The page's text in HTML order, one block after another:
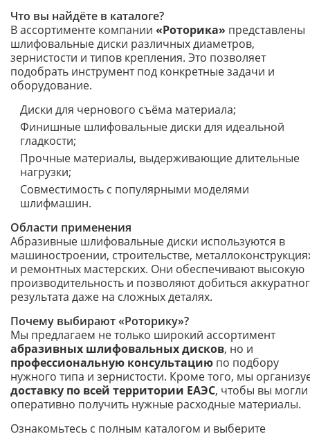
Что вы найдёте в каталоге?
В ассортименте компании «Роторика» представлены
шлифовальные диски различных диаметров,
зернистости и типов крепления. Это позволяет
подобрать инструмент под конкретные задачи и
оборудование.
Диски для чернового съёма материала;
Финишные шлифовальные диски для идеальной
гладкости;
Прочные материалы, выдерживающие длительные
нагрузки;
Совместимость с популярными моделями
шлифмашин.
Области применения
Абразивные шлифовальные диски используются в
машиностроении, строительстве,
и ремонтных мастерских. Они обеспечивают высокую
производительность и позволяют добиться
результата даже на сложных деталях.
Почему выбирают «Роторику»?
Мы предлагаем не только широкий ассортимент
абразивных шлифовальных дисков, но и
профессиональную консультацию по подбору
нужного типа и зернистости. Кроме того, мы
доставку по всей территории ЕАЭС, чтобы вы могли
оперативно получить нужные расходные материалы.
Ознакомьтесь с полным каталогом и выберите